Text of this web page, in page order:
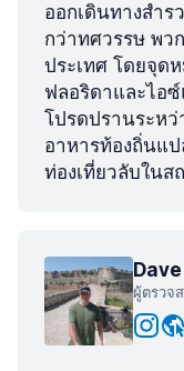
ออกเดินทางสำ
กว่าทศวรรษ พว
ประเทศ โดยจุด
ฟลอริดาและไอ
โปรดปรานระหว่
อาหารท้องถิ่นแ
ท่องเที่ยวลับใน
ผู้ตรวจ